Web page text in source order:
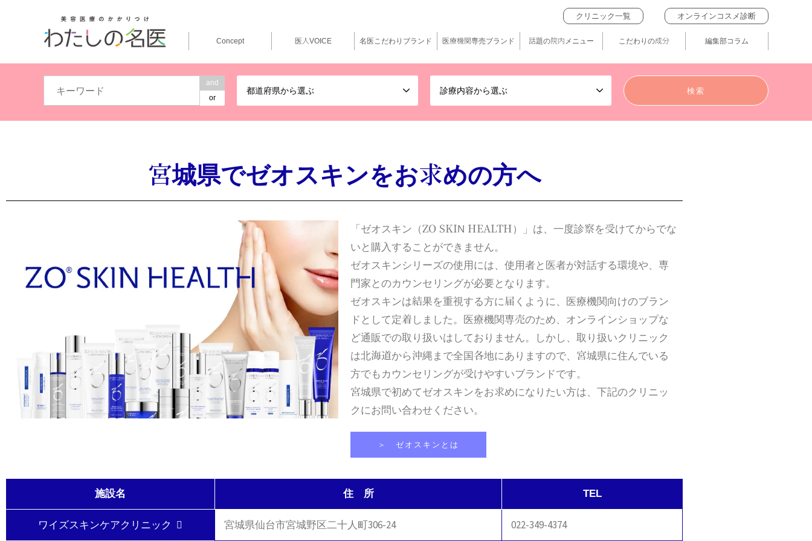
and
or
都道府県から選ぶ 診療内容から選ぶ
クリニック一覧 オンラインコスメ診断
Concept 医人VOICE 名医こだわりブランド 医療機関専売ブランド 話題の院内メニュー こだわりの成分 編集部コラム
宮城県でゼオスキンをお求めの方へ
「ゼオスキン（ZO SKIN HEALTH）」は、一度診察を受けてからでな
いと購入することができません。
ゼオスキンシリーズの使用には、使用者と医者が対話する環境や、専
門家とのカウンセリングが必要となります。
ゼオスキンは結果を重視する方に届くように、医療機関向けのブラン
ドとして定着しました。医療機関専売のため、オンラインショップな
ど通販での取り扱いはしておりません。しかし、取り扱いクリニック
は北海道から沖縄まで全国各地にありますので、宮城県に住んでいる
方でもカウンセリングが受けやすいブランドです。
宮城県で初めてゼオスキンをお求めになりたい方は、下記のクリニッ
クにお問い合わせください。
＞ ゼオスキンとは
施設名 住 所 TEL
ワイズスキンケアクリニック 宮城県仙台市宮城野区二十人町306-24 022-349-4374